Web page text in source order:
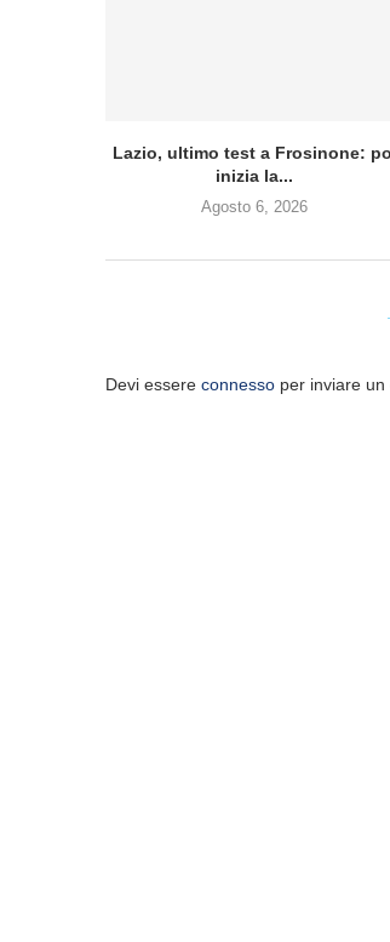
Lazio, ultimo test a Frosinone:
inizia la...
Agosto 6, 2026
Devi essere connesso per inviare un